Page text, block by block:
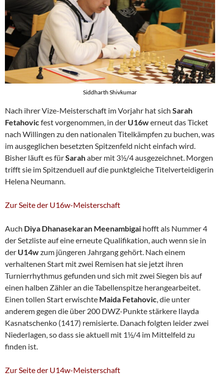
Siddharth Shivkumar
Nach ihrer Vize-Meisterschaft im Vorjahr hat sich Sarah
Fetahovicfest vorgenommen, in der U16werneut das Ticket
nach Willingen zu den nationalen Titelkämpfen zu buchen, was
im ausgeglichen besetzten Spitzenfeld nicht einfach wird.
Bisher läuft es fürSarahaber mit 3½/4 ausgezeichnet. Morgen
trifft sie im Spitzenduell auf die punktgleiche Titelverteidigerin
Helena Neumann.
Zur Seite der U16w-Meisterschaft
Auch Diya Dhanasekaran Meenambigai hofft als Nummer 4
der Setzliste auf eine erneute Qualifikation, auch wenn sie in
der U14wzum jüngeren Jahrgang gehört. Nach einem
verhaltenen Start mit zwei Remisen hat sie jetzt ihren
Turnierrhythmus gefunden und sich mit zwei Siegen bis auf
einen halben Zähler an die Tabellenspitze herangearbeitet.
Einen tollen Start erwischte Maida Fetahovic, die unter
anderem gegen die über 200 DWZ-Punkte stärkere Ilayda
Kasnatschenko (1417) remisierte. Danach folgten leider zwei
Niederlagen, so dass sie aktuell mit 1½/4 im Mittelfeld zu
finden ist.
Zur Seite der U14w-Meisterschaft